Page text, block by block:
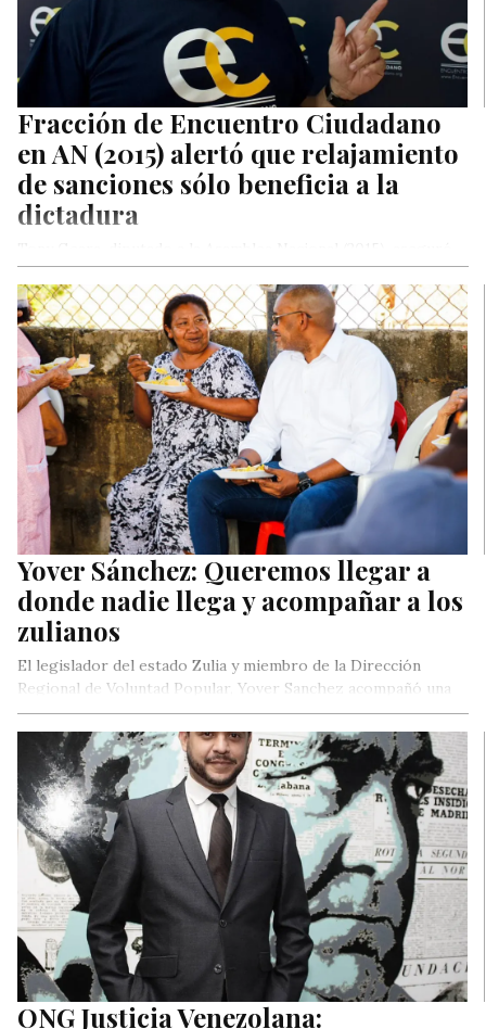
Fracción de Encuentro Ciudadano
en AN (2015) alertó que relajamiento
de sanciones sólo beneficia a la
dictadura
que desde la fracción de Encuentro Ciudadano no están
dispuestos a…
Yover Sánchez: Queremos llegar a
donde nadie llega y acompañar a los
zulianos
El legislador del estado Zulia y miembro de la Dirección
Regional de Voluntad Popular, Yover Sanchez acompañó una
actividad social…
ONG Justicia Venezolana: